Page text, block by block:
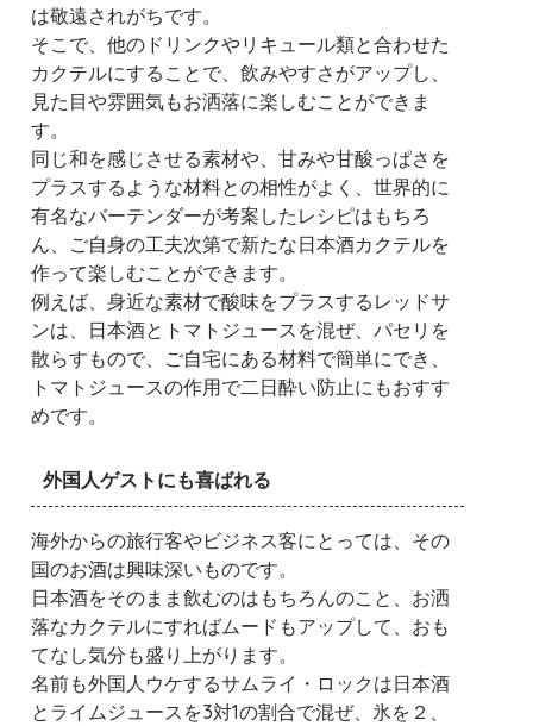
は敬遠されがちです。
そこで、他のドリンクやリキュール類と合わせた
カクテルにすることで、飲みやすさがアップし、
見た目や雰囲気もお洒落に楽しむことができま
す。
同じ和を感じさせる素材や、甘みや甘酸っぱさを
プラスするような材料との相性がよく、世界的に
有名なバーテンダーが考案したレシピはもちろ
ん、ご自身の工夫次第で新たな日本酒カクテルを
作って楽しむことができます。
例えば、身近な素材で酸味をプラスするレッドサ
ンは、日本酒とトマトジュースを混ぜ、パセリを
散らすもので、ご自宅にある材料で簡単にでき、
トマトジュースの作用で二日酔い防止にもおすす
めです。
外国人ゲストにも喜ばれる
海外からの旅行客やビジネス客にとっては、その
国のお酒は興味深いものです。
日本酒をそのまま飲むのはもちろんのこと、お洒
落なカクテルにすればムードもアップして、おも
てなし気分も盛り上がります。
名前も外国人ウケするサムライ・ロックは日本酒
とライムジュースを3対1の割合で混ぜ、氷を２、